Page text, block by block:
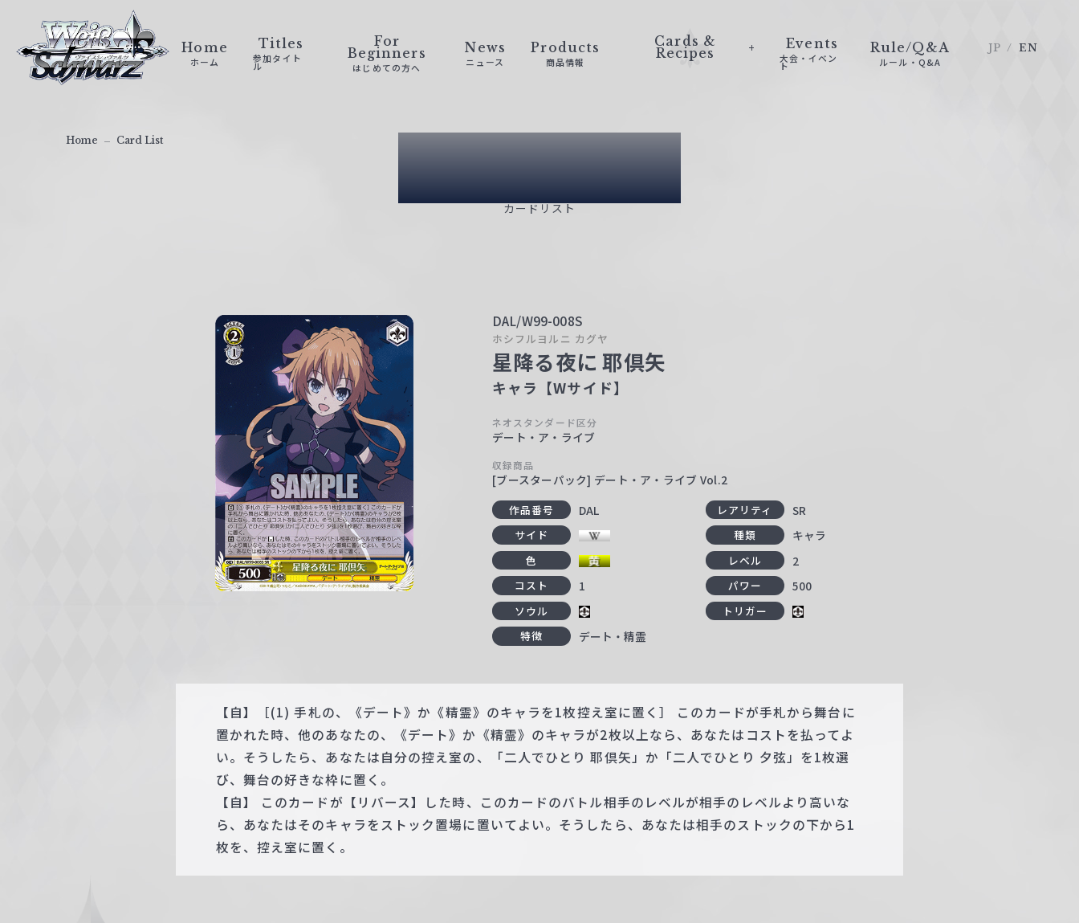
ァ
Home
ホーム
Titles
参加タイト
ル
For
Beginners
はじめての方へ
News
ニュース
Products
商品情報
Cards &
Recipes
Events
大会・イベン
ト
Rule/Q&A
ルール・Q&A
JP EN
Card List
カードリスト
Home Card List
DAL/W99-008S
ホシフルヨルニ カグヤ
星降る夜に 耶倶矢
キャラ【Wサイド】
ネオスタンダード区分
デート・ア・ライブ
収録商品
[ブースターパック] デート・ア・ライブ Vol.2
作品番号 DAL レアリティ SR
サイド 種類 キャラ
色 レベル 2
コスト 1 パワー 500
ソウル
トリガー
特徴
デート・精霊
【自】［(1) 手札の、《デート》か《精霊》のキャラを1枚控え室に置く］ このカードが手札から舞台に
置かれた時、他のあなたの、《デート》か《精霊》のキャラが2枚以上なら、あなたはコストを払ってよ
い。そうしたら、あなたは自分の控え室の、「二人でひとり 耶倶矢」か「二人でひとり 夕弦」を1枚選
び、舞台の好きな枠に置く。
【自】 このカードが【リバース】した時、このカードのバトル相手のレベルが相手のレベルより高いな
ら、あなたはそのキャラをストック置場に置いてよい。そうしたら、あなたは相手のストックの下から1
枚を、控え室に置く。